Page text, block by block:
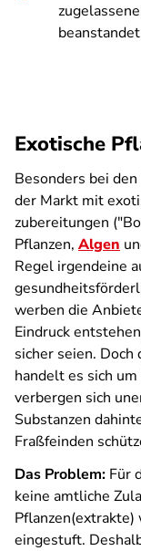
Exotische
Besonders bei
der Markt mit
zubereitungen
Pflanzen, Algen
Regel irgendeine
werben die
Eindruck
sicher seien.
handelt es sich
verbergen sich
Substanzen
Fraßfeinden
Das Problem: Für
keine amtliche
Pflanzen(extrakte)
eingestuft.